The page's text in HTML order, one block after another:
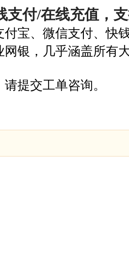
支付/在线充值，
付宝、微信支付、快
网银，几乎涵盖所有
提交工单咨询。